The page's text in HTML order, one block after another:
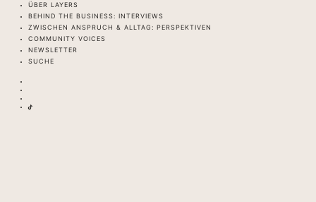
ÜBER LAYERS
BEHIND THE BUSINESS: INTERVIEWS
ZWISCHEN ANSPRUCH & ALLTAG: PERSPEKTIVEN
COMMUNITY VOICES
NEWSLETTER
SUCHE